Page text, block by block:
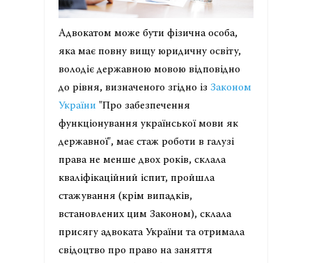
Адвокатом може бути фізична особа,
яка має повну вищу юридичну освіту,
володіє державною мовою відповідно
до рівня, визначеного згідно із Законом
України "Про забезпечення
функціонування української мови як
державної", має стаж роботи в галузі
права не менше двох років, склала
кваліфікаційний іспит, пройшла
стажування (крім випадків,
встановлених цим Законом), склала
присягу адвоката України та отримала
свідоцтво про право на заняття